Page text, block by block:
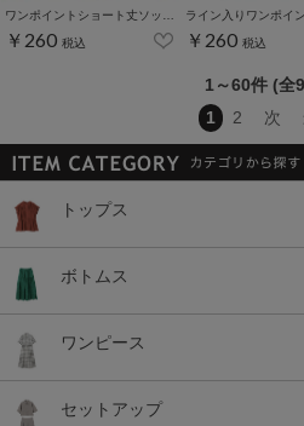
￥260 税込 ￥260 税込
1～60件 (全
1
2 次
トップス
ボトムス
ワンピース
セットアップ